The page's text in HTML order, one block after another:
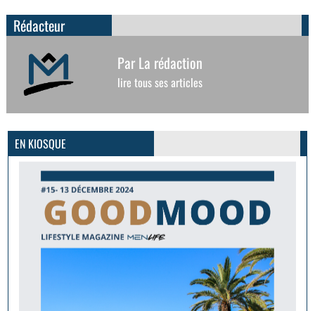
Rédacteur
Par La rédaction
lire tous ses articles
EN KIOSQUE PLUS D'INFOS